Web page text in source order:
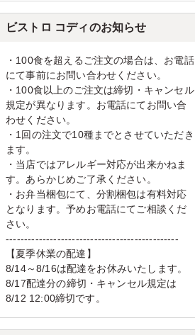
ビストロ コディのお知らせ
・100食を超えるご注文の場合は、お電話
にて事前にお問い合わせください。
・100食以上のご注文は締切・キャンセル
規定が異なります。お電話にてお問い合
わせください。
・1回の注文で10種までとさせていただき
ます。
・当店ではアレルギー対応が出来かねま
す。あらかじめご了承ください。
・お弁当梱包にて、分割梱包は有料対応
となります。予めお電話にてご相談くだ
さい。
-----------------------------------------------
【夏季休業の配達】
8/14～8/16は配達をお休みいたします。
8/17配達分の締切・キャンセル規定は
8/12 12:00締切です。